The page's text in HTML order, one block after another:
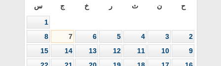
ح ن ث ر خ ج س
1
2
3
4
5
6
7
8
9
10
11
12
13
14
15